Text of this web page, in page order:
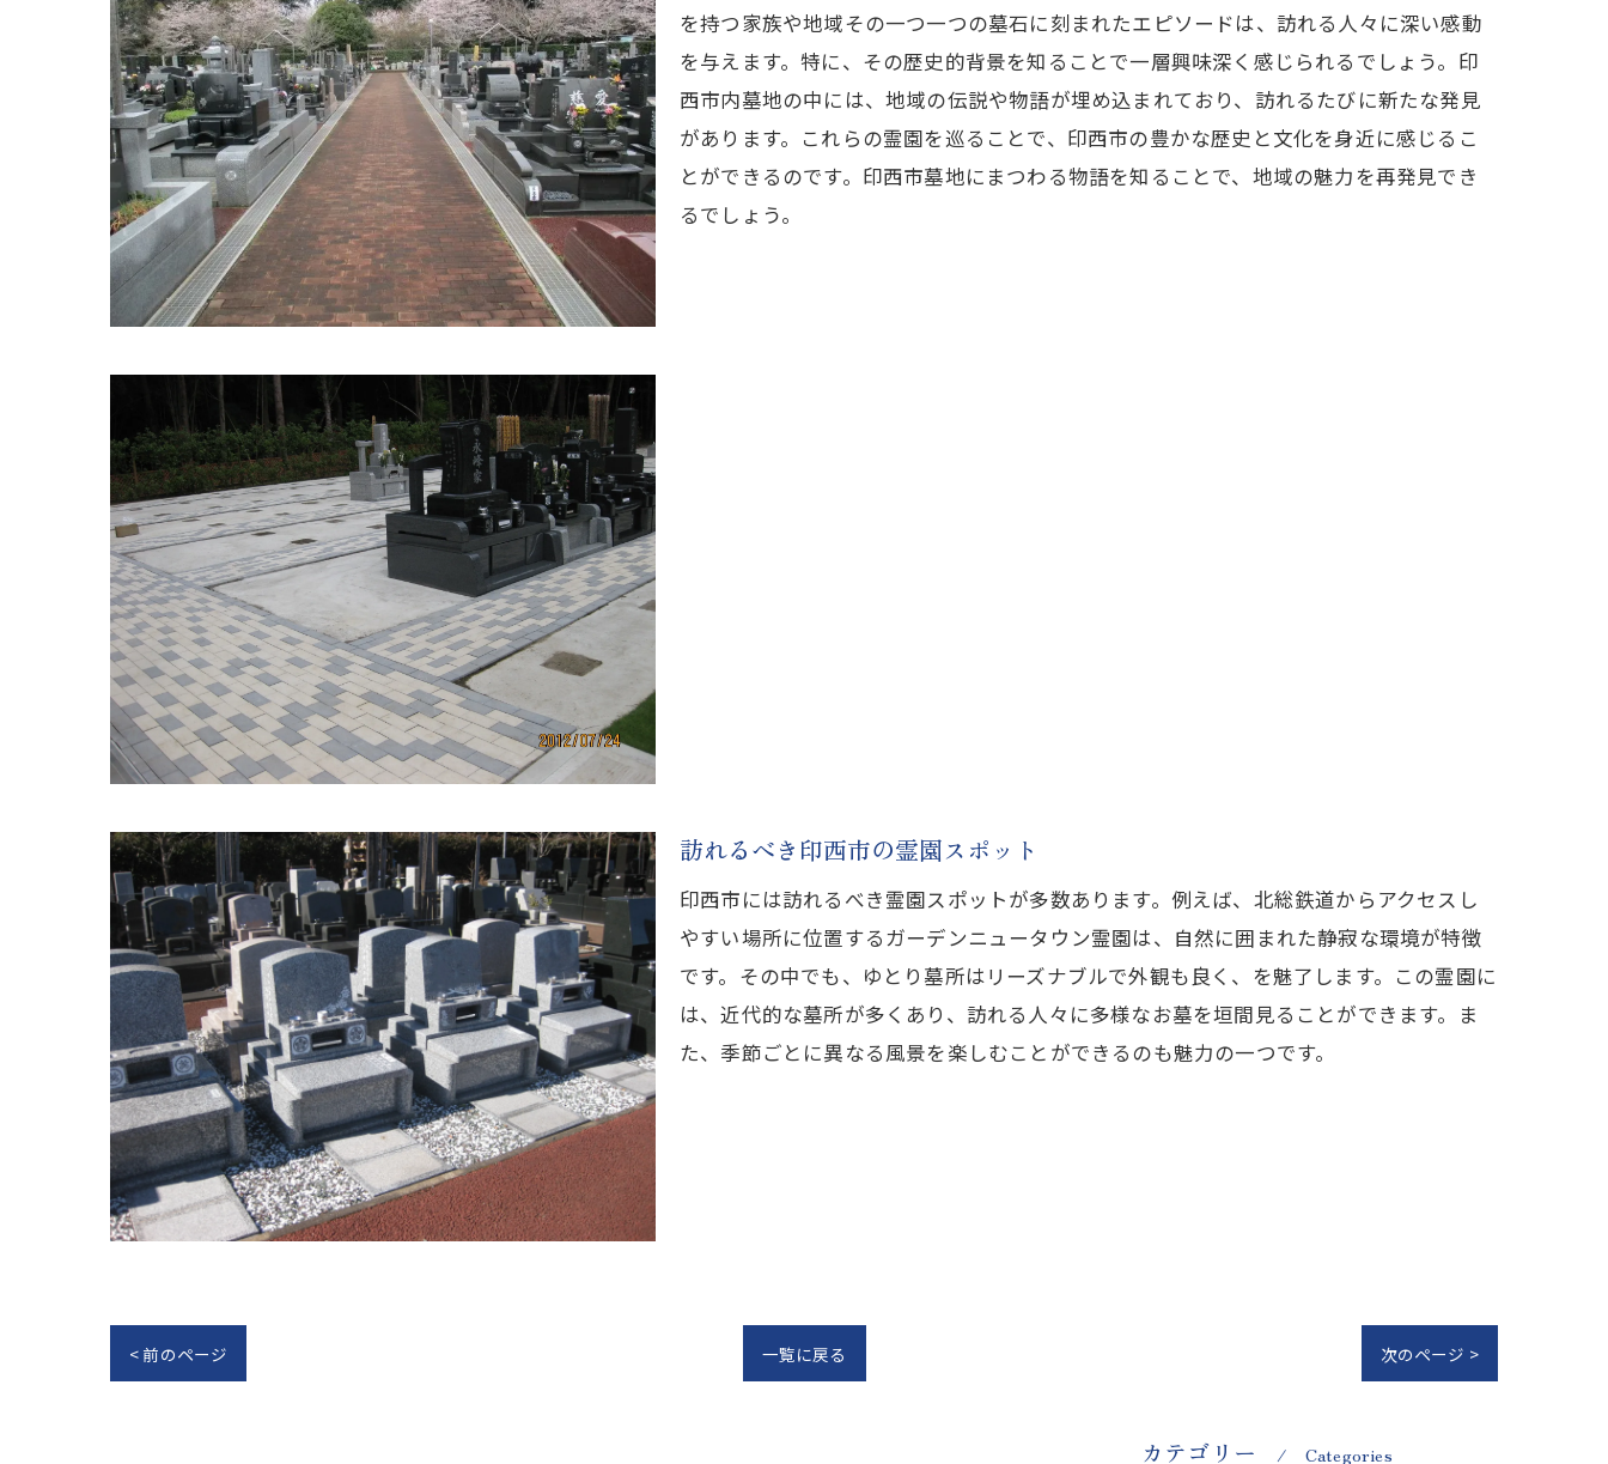
を持つ家族や地域その一つ一つの墓石に刻まれたエピソードは、訪れる人々に深い感動
を与えます。特に、その歴史的背景を知ることで一層興味深く感じられるでしょう。印
西市内墓地の中には、地域の伝説や物語が埋め込まれており、訪れるたびに新たな発見
があります。これらの霊園を巡ることで、印西市の豊かな歴史と文化を身近に感じるこ
とができるのです。印西市墓地にまつわる物語を知ることで、地域の魅力を再発見でき
るでしょう。
訪れるべき印西市の霊園スポット
印西市には訪れるべき霊園スポットが多数あります。例えば、北総鉄道からアクセスし
やすい場所に位置するガーデンニュータウン霊園は、自然に囲まれた静寂な環境が特徴
です。その中でも、ゆとり墓所はリーズナブルで外観も良く、を魅了します。この霊園に
は、近代的な墓所が多くあり、訪れる人々に多様なお墓を垣間見ることができます。ま
た、季節ごとに異なる風景を楽しむことができるのも魅力の一つです。
< 前のページ 一覧に戻る 次のページ >
カテゴリー Categories